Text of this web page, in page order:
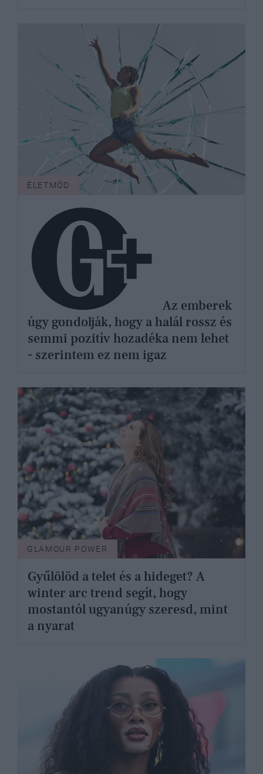
ÉLETMÓD
úgy gondolják, hogy a halál rossz és
semmi pozitív hozadéka nem lehet
- szerintem ez nem igaz
GLAMOUR POWER
Gyűlölöd a telet és a hideget? A
winter arc trend segít, hogy
mostantól ugyanúgy szeresd, mint
a nyarat